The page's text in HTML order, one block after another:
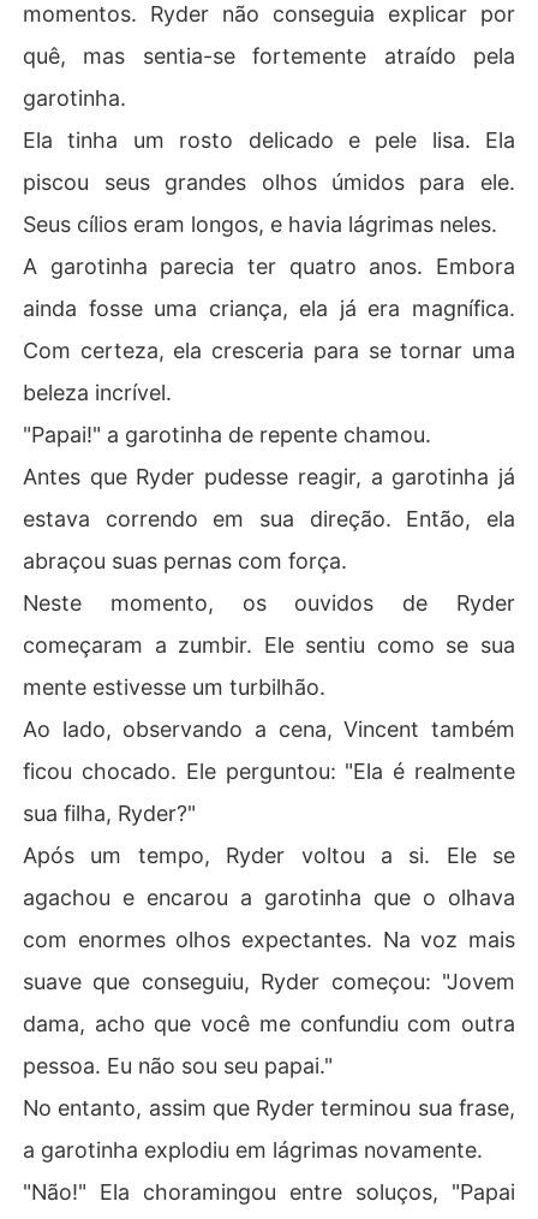
momentos. Ryder não conseguia explicar por
quê, mas sentia-se fortemente atraído pela
garotinha.
Ela tinha um rosto delicado e pele lisa. Ela
piscou seus grandes olhos úmidos para ele.
Seus cílios eram longos, e havia lágrimas neles.
A garotinha parecia ter quatro anos. Embora
ainda fosse uma criança, ela já era magnífica.
Com certeza, ela cresceria para se tornar uma
beleza incrível.
"Papai!" a garotinha de repente chamou.
Antes que Ryder pudesse reagir, a garotinha já
estava correndo em sua direção. Então, ela
abraçou suas pernas com força.
Neste momento, os ouvidos de Ryder
começaram a zumbir. Ele sentiu como se sua
mente estivesse um turbilhão.
Ao lado, observando a cena, Vincent também
ficou chocado. Ele perguntou: "Ela é realmente
sua filha, Ryder?"
Após um tempo, Ryder voltou a si. Ele se
agachou e encarou a garotinha que o olhava
com enormes olhos expectantes. Na voz mais
suave que conseguiu, Ryder começou: "Jovem
dama, acho que você me confundiu com outra
pessoa. Eu não sou seu papai."
No entanto, assim que Ryder terminou sua frase,
a garotinha explodiu em lágrimas novamente.
"Não!" Ela choramingou entre soluços, "Papai